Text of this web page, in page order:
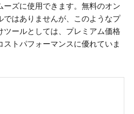
ーズに使用できます。無料のオン
ではありませんが、このようなプ
ツールとしては、プレミアム価格
ストパフォーマンスに優れていま